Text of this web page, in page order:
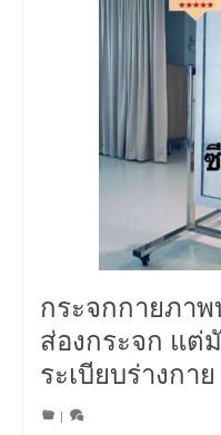
กระจกกายภา
ส่องกระจก แต่
ระเบียบร่างกาย
|